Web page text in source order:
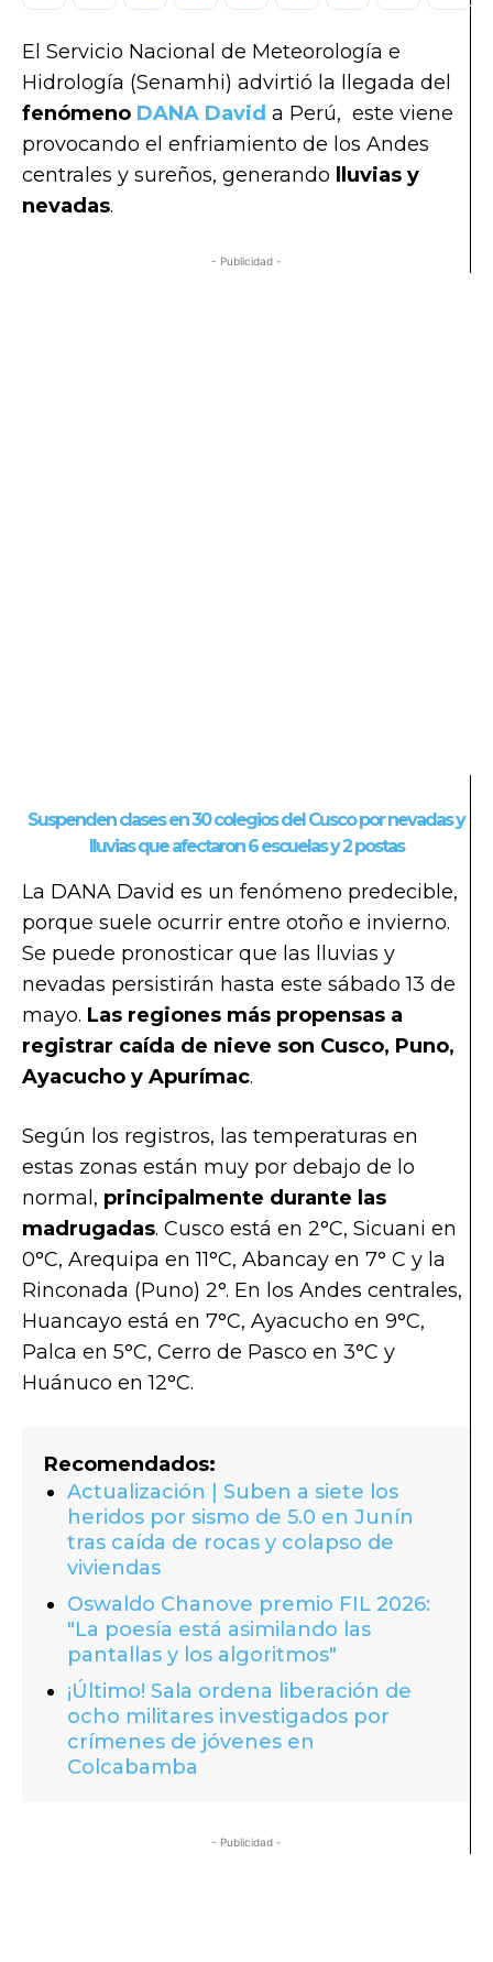
El Servicio Nacional de Meteorología e
Hidrología (Senamhi) advirtió la llegada del
fenómeno DANA David a Perú, este viene
provocando el enfriamiento de los Andes
centrales y sureños, generando
lluvias y
nevadas.
- Publicidad -
Suspenden clases en 30 colegios del Cusco por nevadas y
lluvias que afectaron 6 escuelas y 2 postas
La DANA David es un fenómeno predecible,
porque suele ocurrir entre otoño e invierno.
Se puede pronosticar que las lluvias y
nevadas persistirán hasta este sábado 13 de
mayo. Las regiones más propensas a
registrar caída de nieve son Cusco, Puno,
Ayacucho y Apurímac.
Según los registros, las temperaturas en
estas zonas están muy por debajo de lo
normal, principalmente durante las
madrugadas. Cusco está en 2°C, Sicuani en
0°C, Arequipa en 11°C, Abancay en 7° C y la
Rinconada (Puno) 2°. En los Andes centrales,
Huancayo está en 7°C, Ayacucho en 9°C,
Palca en 5°C, Cerro de Pasco en 3°C y
Huánuco en 12°C.
Recomendados:
Actualización | Suben a siete los
heridos por sismo de 5.0 en Junín
tras caída de rocas y colapso de
viviendas
Oswaldo Chanove premio FIL 2026:
"La poesía está asimilando las
pantallas y los algoritmos"
¡Último! Sala ordena liberación de
ocho militares investigados por
crímenes de jóvenes en
Colcabamba
- Publicidad -